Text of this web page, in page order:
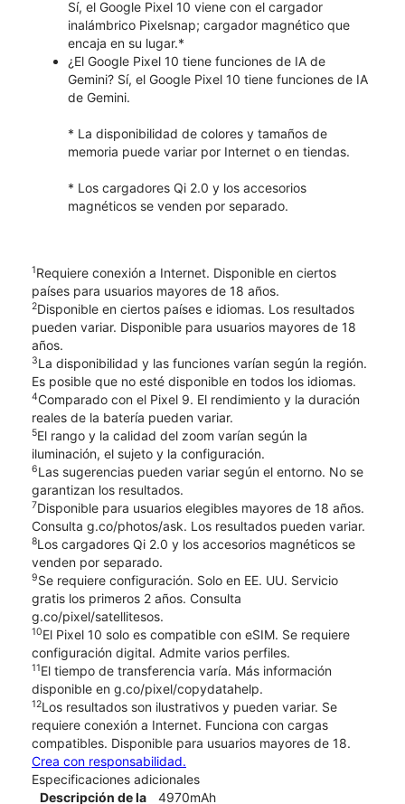
Sí, el Google Pixel 10 viene con el cargador
inalámbrico Pixelsnap; cargador magnético que
encaja en su lugar.*
¿El Google Pixel 10 tiene funciones de IA de
Gemini? Sí, el Google Pixel 10 tiene funciones de IA
de Gemini.
* La disponibilidad de colores y tamaños de
memoria puede variar por Internet o en tiendas.
* Los cargadores Qi 2.0 y los accesorios
magnéticos se venden por separado.
1Requiere conexión a Internet. Disponible en ciertos
países para usuarios mayores de 18 años.
2Disponible en ciertos países e idiomas. Los resultados
pueden variar. Disponible para usuarios mayores de 18
años.
3La disponibilidad y las funciones varían según la región.
Es posible que no esté disponible en todos los idiomas.
4Comparado con el Pixel 9. El rendimiento y la duración
reales de la batería pueden variar.
5El rango y la calidad del zoom varían según la
iluminación, el sujeto y la configuración.
6Las sugerencias pueden variar según el entorno. No se
garantizan los resultados.
7Disponible para usuarios elegibles mayores de 18 años.
Consulta g.co/photos/ask. Los resultados pueden variar.
8Los cargadores Qi 2.0 y los accesorios magnéticos se
venden por separado.
9Se requiere configuración. Solo en EE. UU. Servicio
gratis los primeros 2 años. Consulta
g.co/pixel/satellitesos.
10El Pixel 10 solo es compatible con eSIM. Se requiere
configuración digital. Admite varios perfiles.
11El tiempo de transferencia varía. Más información
disponible en g.co/pixel/copydatahelp.
12Los resultados son ilustrativos y pueden variar. Se
requiere conexión a Internet. Funciona con cargas
compatibles. Disponible para usuarios mayores de 18.
Crea con responsabilidad.
Especificaciones adicionales
Descripción de la
4970mAh